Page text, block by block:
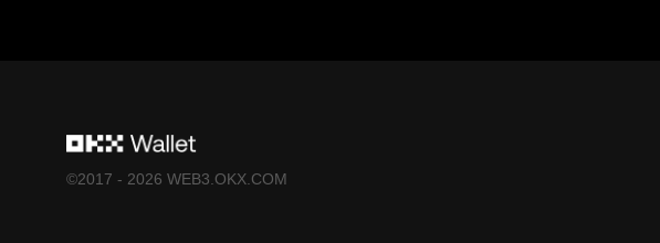
©2017 - 2026 WEB3.OKX.COM